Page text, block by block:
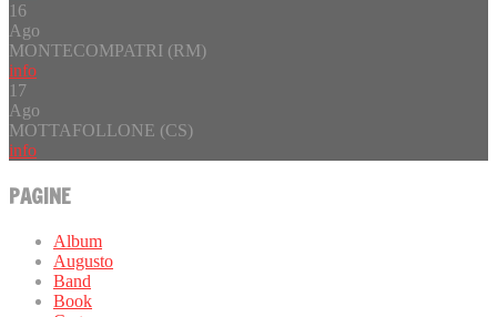
16
Ago
MONTECOMPATRI (RM)
info
17
Ago
MOTTAFOLLONE (CS)
info
PAGINE
Album
Augusto
Band
Book